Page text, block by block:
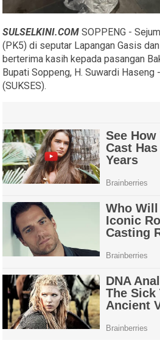
SULSELKINI.COM SOPPENG -
(PK5) di seputar Lapangan Gasis
berterima kasih kepada pasangan
Bupati Soppeng, H. Suwardi Haseng
(SUKSES).